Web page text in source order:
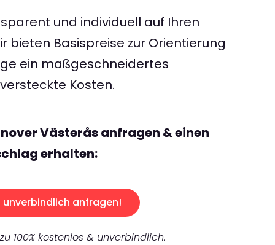
und individuell auf Ihren
bieten Basispreise zur Orientierung
ein maßgeschneidertes
Kosten.
Västerås anfragen & einen
erhalten:
unverbindlich anfragen!
100% kostenlos & unverbindlich.